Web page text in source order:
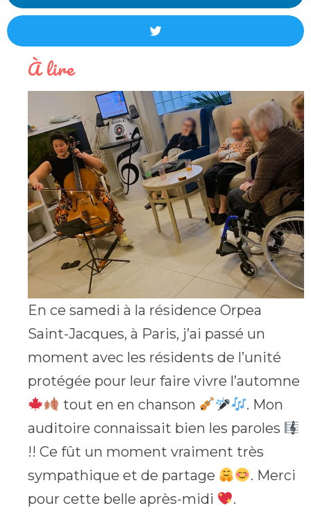
À lire
En ce samedi à la résidence Orpea
Saint-Jacques, à Paris, j’ai passé un
moment avec les résidents de l’unité
protégée pour leur faire vivre l’automne
tout en en chanson
. Mon
auditoire connaissait bien les paroles
!! Ce fût un moment vraiment très
sympathique et de partage
. Merci
pour cette belle après-midi
.